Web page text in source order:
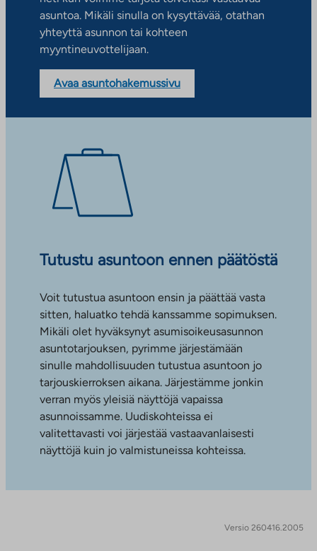
asuntoa. Mikäli sinulla on kysyttävää, otathan
yhteyttä asunnon tai kohteen
myyntineuvottelijaan.
Avaa asuntohakemussivu
Tutustu asuntoon ennen päätöstä
Voit tutustua asuntoon ensin ja päättää vasta
sitten, haluatko tehdä kanssamme sopimuksen.
Mikäli olet hyväksynyt asumisoikeusasunnon
asuntotarjouksen, pyrimme järjestämään
sinulle mahdollisuuden tutustua asuntoon jo
tarjouskierroksen aikana. Järjestämme jonkin
verran myös yleisiä näyttöjä vapaissa
asunnoissamme. Uudiskohteissa ei
valitettavasti voi järjestää vastaavanlaisesti
näyttöjä kuin jo valmistuneissa kohteissa.
Versio 260416.2005